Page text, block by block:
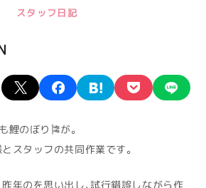
スタッフ日記
X facebookhatena pocket
鯉のぼり🎏が。
スタッフの共同作業です。
年のを思い出し、試行錯誤しながら作